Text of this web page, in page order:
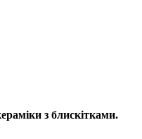
з блискітками.